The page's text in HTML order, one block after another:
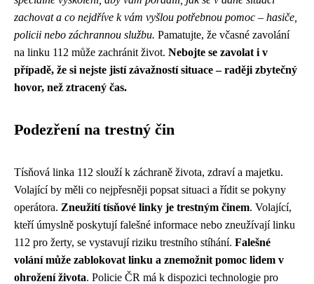
zachovat a co nejdříve k vám vyšlou potřebnou pomoc – hasiče,
policii nebo záchrannou službu. Pamatujte, že včasné zavolání
na linku 112 může zachránit život. Nebojte se zavolat i v
případě, že si nejste jistí závažností situace – raději zbytečný
hovor, než ztracený čas.
Podezření na trestný čin
Tísňová linka 112 slouží k záchraně života, zdraví a majetku.
Volající by měli co nejpřesněji popsat situaci a řídit se pokyny
operátora. Zneužití tísňové linky je trestným činem. Volající,
kteří úmyslně poskytují falešné informace nebo zneužívají linku
112 pro žerty, se vystavují riziku trestního stíhání. Falešné
volání může zablokovat linku a znemožnit pomoc lidem v
ohrožení života. Policie ČR má k dispozici technologie pro